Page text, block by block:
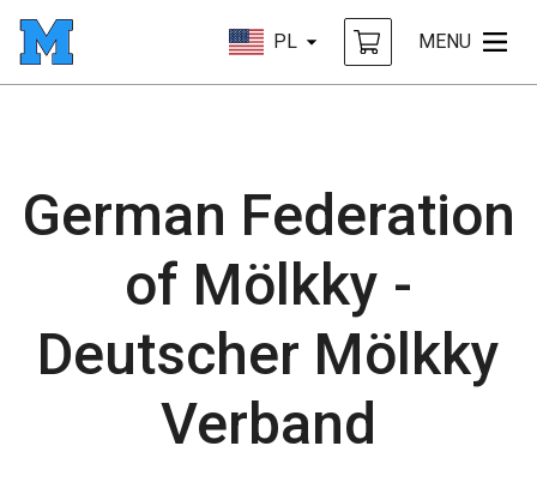
PL MENU
German Federation
of Mölkky -
Deutscher Mölkky
Verband